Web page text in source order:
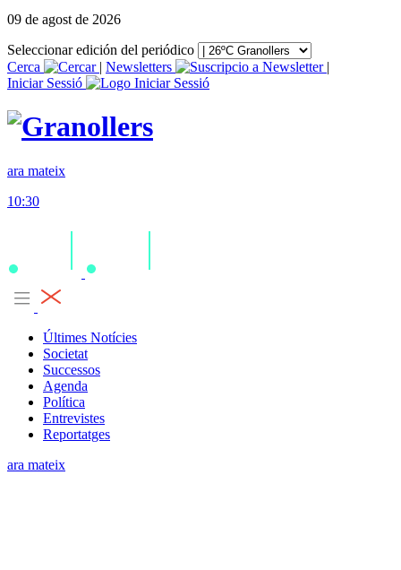
09 de agost de 2026
Seleccionar edición del periódico
Cerca
| Newsletters
|
Iniciar Sessió
ara mateix
10:30
Últimes Notícies
Societat
Successos
Agenda
Política
Entrevistes
Reportatges
ara mateix